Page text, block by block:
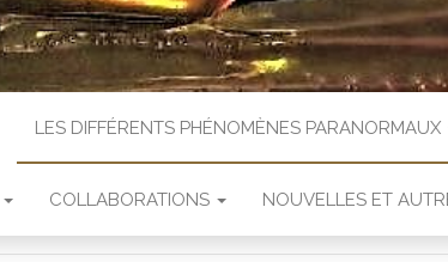
LES DIFFÉRENTS PHÉNOMÈNES PARANORMAUX
COLLABORATIONS NOUVELLES ET